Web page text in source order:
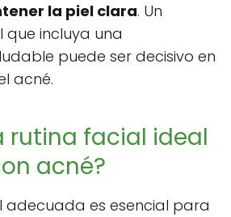
la piel clara. Un
incluya una
puede ser decisivo en
acné.
rutina facial ideal
acné?
adecuada es esencial para